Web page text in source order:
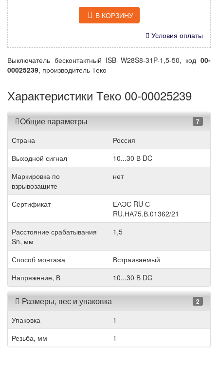
В КОРЗИНУ
Условия оплаты
Выключатель бесконтактный ISB W28S8-31P-1,5-50, код 00-
00025239, производитель Теко
Характеристики Теко 00-00025239
Общие параметры 7
Страна
Россия
Выходной сигнал
10...30 В DC
Маркировка по
взрывозащите
нет
Сертификат
ЕАЭС RU С-
RU.НА75.В.01362/21
Расстояние срабатывания
Sn, мм
1,5
Способ монтажа
Встраиваемый
Напряжение, В
10...30 В DC
Размеры, вес и упаковка 2
Упаковка
1
Резьба, мм
1